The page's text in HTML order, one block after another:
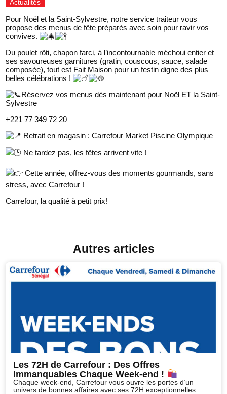
Actualités
Pour Noël et la Saint-Sylvestre, notre service traiteur vous
propose des menus de fête préparés avec soin pour ravir vos
convives.
Du poulet rôti, chapon farci, à l’incontournable méchoui entier et
ses savoureuses garnitures (gratin, couscous, sauce, salade
composée), tout est Fait Maison pour un festin digne des plus
belles célébrations !
Réservez vos menus dès maintenant pour Noël ET la Saint-
Sylvestre
+221 77 349 72 20
Retrait en magasin : Carrefour Market Piscine Olympique
Ne tardez pas, les fêtes arrivent vite !
Cette année, offrez-vous des moments gourmands, sans
stress, avec Carrefour !
Carrefour, la qualité à petit prix!
Autres articles
Les 72H de Carrefour : Des Offres
Immanquables Chaque Week-end !
Chaque week-end, Carrefour vous ouvre les portes d’un
univers de bonnes affaires avec ses 72H exceptionnelles.